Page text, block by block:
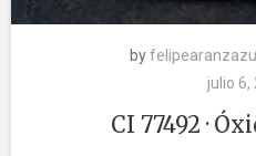
by
julio 6,
CI 77492 ·